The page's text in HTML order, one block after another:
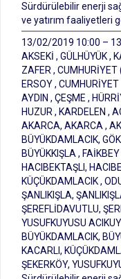
Sürdürülebilir enerji
ve yatırım faaliyetleri
13/02/2019 10:00 –
AKSEKİ , GÜLHÜYÜK ,
ZAFER ,
ERSOY ,
AYDIN , ÇEŞME ,
HUZUR , KARDELEN ,
AKARCA, AKARCA ,
BÜYÜKDAMLACIK,
BÜYÜKKIŞLA ,
HACIBEKTAŞLI,
KÜÇÜKDAMLACIK ,
ŞANLIKIŞLA,
ŞEREFLİDAVUTLU,
YUSUFKUYUSU
BÜYÜKDAMLACIK,
KACARLI,
ŞEKERKÖY,